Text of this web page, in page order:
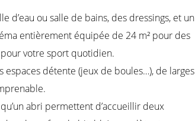
d’eau ou salle de bains, des dressings, et un
entièrement équipée de 24 m² pour des
votre sport quotidien.
détente (jeux de boules…), de larges
abri permettent d’accueillir deux